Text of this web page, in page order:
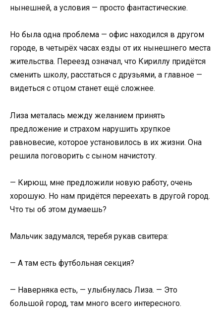
нынешней, а условия — просто фантастические.
Но была одна проблема — офис находился в другом
городе, в четырёх часах езды от их нынешнего места
жительства. Переезд означал, что Кириллу придётся
сменить школу, расстаться с друзьями, а главное —
видеться с отцом станет ещё сложнее.
Лиза металась между желанием принять
предложение и страхом нарушить хрупкое
равновесие, которое установилось в их жизни. Она
решила поговорить с сыном начистоту.
— Кирюш, мне предложили новую работу, очень
хорошую. Но нам придётся переехать в другой город.
Что ты об этом думаешь?
Мальчик задумался, теребя рукав свитера:
— А там есть футбольная секция?
— Наверняка есть, — улыбнулась Лиза. — Это
большой город, там много всего интересного.